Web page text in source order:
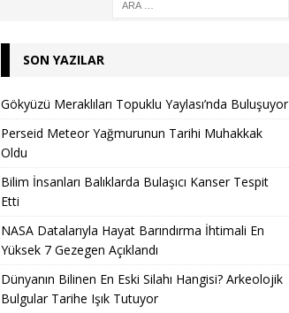
SON YAZILAR
Gökyüzü Meraklıları Topuklu Yaylası’nda Buluşuyor
Perseid Meteor Yağmurunun Tarihi Muhakkak
Oldu
Bilim İnsanları Balıklarda Bulaşıcı Kanser Tespit
Etti
NASA Datalarıyla Hayat Barındırma İhtimali En
Yüksek 7 Gezegen Açıklandı
Dünyanın Bilinen En Eski Silahı Hangisi? Arkeolojik
Bulgular Tarihe Işık Tutuyor